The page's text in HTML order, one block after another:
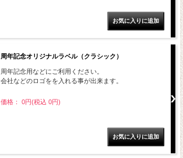
周年記念オリジナルラベル（クラシック）
周年記念用などにご利用ください。
会社などのロゴをを入れる事が出来ます。
価格： 0円(税込 0円)